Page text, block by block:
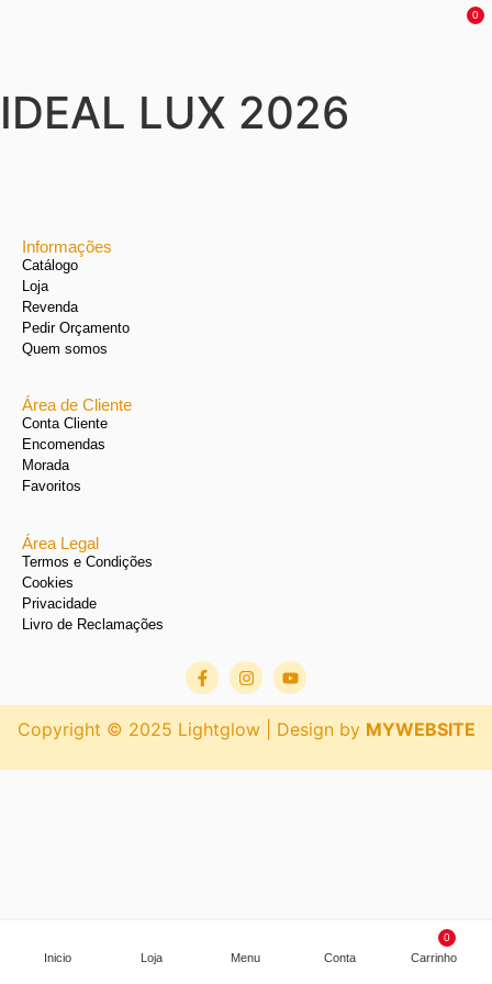
0
Inicio Loja Menu Conta
0
Carrinho
IDEAL LUX 2026
Informações
Catálogo
Loja
Revenda
Pedir Orçamento
Quem somos
Área de Cliente
Conta Cliente
Encomendas
Morada
Favoritos
Área Legal
Termos e Condições
Cookies
Privacidade
Livro de Reclamações
Copyright © 2025 Lightglow | Design by MYWEBSITE